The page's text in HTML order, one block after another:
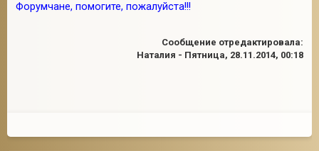
Форумчане, помогите, пожалуйста!!!
Сообщение отредактировала:
Наталия - Пятница, 28.11.2014, 00:18